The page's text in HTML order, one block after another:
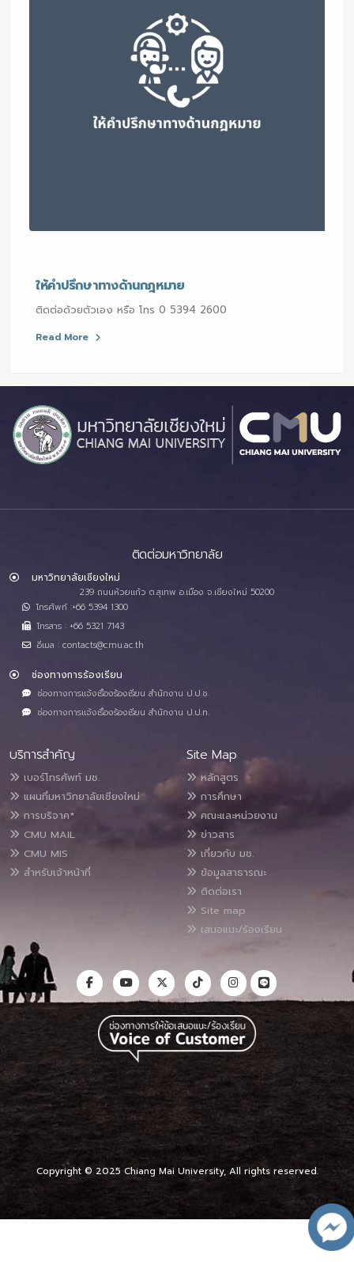
ให้คำปรึกษาทางด้านกฎหมาย
ติดต่อด้วยตัวเอง หรือ โทร 0 5394 2600
Read More
ติดต่อมหาวิทยาลัย
มหาวิทยาลัยเชียงใหม่
239 ถนนห้วยแก้ว ต.สุเทพ อ.เมือง จ.เชียงใหม่ 50200
โทรศัพท์ :+66 5394 1300
โทรสาร : +66 5321 7143
อีเมล : contacts@cmu.ac.th
ช่องทางการร้องเรียน
ช่องทางการแจ้งเรื่องร้องเรียน สำนักงาน ป.ป.ช.
ช่องทางการแจ้งเรื่องร้องเรียน สำนักงาน ป.ป.ท.
บริการสำคัญ
เบอร์โทรศัพท์ มช.
แผนที่มหาวิทยาลัยเชียงใหม่
การบริจาค*
CMU MAIL
CMU MIS
สำหรับเจ้าหน้าที่
Site Map
หลักสูตร
การศึกษา
คณะและหน่วยงาน
ข่าวสาร
เกี่ยวกับ มช.
ข้อมูลสาธารณะ
ติดต่อเรา
Site map
เสนอแนะ/ร้องเรียน
Copyright © 2025 Chiang Mai University, All rights reserved.